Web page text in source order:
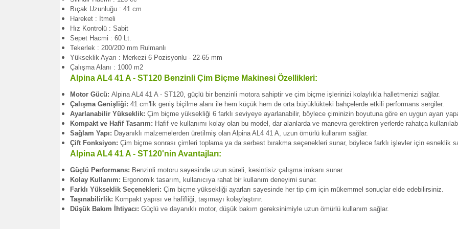
Bıçak Uzunluğu : 41 cm
Hareket : İtmeli
Hız Kontrolü : Sabit
Sepet Hacmi : 60 Lt.
Tekerlek : 200/200 mm Rulmanlı
Yükseklik Ayarı : Merkezi 6 Pozisyonlu - 22-65 mm
Çalışma Alanı : 1000 m2
Alpina AL4 41 A - ST120 Benzinli Çim Biçme Makinesi Özellikleri:
Motor Gücü: Alpina AL4 41 A - ST120, güçlü bir benzinli motora sahiptir ve çim biçme işlerinizi kolaylıkla halletmenizi sağlar.
Çalışma Genişliği: 41 cm'lik geniş biçilme alanı ile hem küçük hem de orta büyüklükteki bahçelerde etkili performans sergiler.
Ayarlanabilir Yükseklik: Çim biçme yüksekliği 6 farklı seviyeye ayarlanabilir, böylece çiminizin boyutuna göre en uygun ayarı
Kompakt ve Hafif Tasarım: Hafif ve kullanımı kolay olan bu model, dar alanlarda ve manevra gerektiren yerlerde rahatça
Sağlam Yapı: Dayanıklı malzemelerden üretilmiş olan Alpina AL4 41 A, uzun ömürlü kullanım sağlar.
Çift Fonksiyon: Çim biçme sonrası çimleri toplama ya da serbest bırakma seçenekleri sunar, böylece farklı işlevler için esneklik
Alpina AL4 41 A - ST120'nin Avantajları:
Güçlü Performans: Benzinli motoru sayesinde uzun süreli, kesintisiz çalışma imkanı sunar.
Kolay Kullanım: Ergonomik tasarım, kullanıcıya rahat bir kullanım deneyimi sunar.
Farklı Yükseklik Seçenekleri: Çim biçme yüksekliği ayarları sayesinde her tip çim için mükemmel sonuçlar elde edebilirsiniz.
Taşınabilirlik: Kompakt yapısı ve hafifliği, taşımayı kolaylaştırır.
Düşük Bakım İhtiyacı: Güçlü ve dayanıklı motor, düşük bakım gereksinimiyle uzun ömürlü kullanım sağlar.